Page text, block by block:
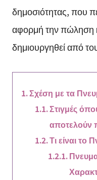
δημοσιότητας, που
αφορμή την πώληση
δημιουργηθεί από
Σχέση με τα
Στιγμές
αποτελούν
Τι είναι το